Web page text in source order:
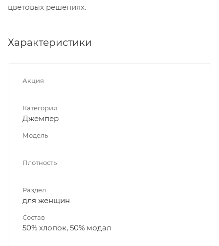
цветовых решениях.
Характеристики
Акция
Категория
Джемпер
Модель
Плотность
Раздел
для женщин
Состав
50% хлопок, 50% модал